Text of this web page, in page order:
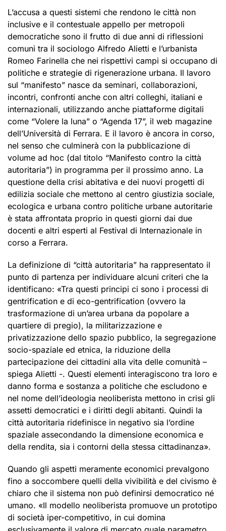
L’accusa a questi sistemi che rendono le città non
inclusive e il contestuale appello per metropoli
democratiche sono il frutto di due anni di riflessioni
comuni tra il sociologo Alfredo Alietti e l’urbanista
Romeo Farinella che nei rispettivi campi si occupano di
politiche e strategie di rigenerazione urbana. Il lavoro
sul “manifesto” nasce da seminari, collaborazioni,
incontri, confronti anche con altri colleghi, italiani e
internazionali, utilizzando anche piattaforme digitali
come “Volere la luna” o “Agenda 17”, il web magazine
dell’Università di Ferrara. E il lavoro è ancora in corso,
nel senso che culminerà con la pubblicazione di
volume ad hoc (dal titolo “Manifesto contro la città
autoritaria”) in programma per il prossimo anno. La
questione della crisi abitativa e dei nuovi progetti di
edilizia sociale che mettono al centro giustizia sociale,
ecologica e urbana contro politiche urbane autoritarie
è stata affrontata proprio in questi giorni dai due
docenti e altri esperti al Festival di Internazionale in
corso a Ferrara.
La definizione di “città autoritaria” ha rappresentato il
punto di partenza per individuare alcuni criteri che la
identificano: «Tra questi principi ci sono i processi di
gentrification e di eco-gentrification (ovvero la
trasformazione di un’area urbana da popolare a
quartiere di pregio), la militarizzazione e
privatizzazione dello spazio pubblico, la segregazione
socio-spaziale ed etnica, la riduzione della
partecipazione dei cittadini alla vita delle comunità –
spiega Alietti -. Questi elementi interagiscono tra loro e
danno forma e sostanza a politiche che escludono e
nel nome dell’ideologia neoliberista mettono in crisi gli
assetti democratici e i diritti degli abitanti. Quindi la
città autoritaria ridefinisce in negativo sia l’ordine
spaziale assecondando la dimensione economica e
della rendita, sia i contorni della stessa cittadinanza».
Quando gli aspetti meramente economici prevalgono
fino a soccombere quelli della vivibilità e del civismo è
chiaro che il sistema non può definirsi democratico né
umano. «Il modello neoliberista promuove un prototipo
di società iper-competitivo, in cui domina